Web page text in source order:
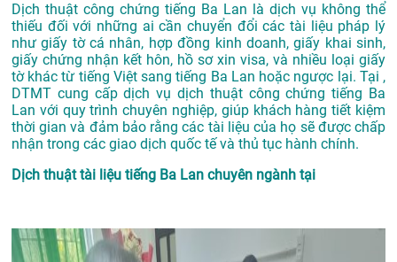
Dịch thuật công chứng tiếng Ba Lan là dịch vụ không thể
thiếu đối với những ai cần chuyển đổi các tài liệu pháp lý
như giấy tờ cá nhân, hợp đồng kinh doanh, giấy khai sinh,
giấy chứng nhận kết hôn, hồ sơ xin visa, và nhiều loại giấy
tờ khác từ tiếng Việt sang tiếng Ba Lan hoặc ngược lại. Tại ,
DTMT cung cấp dịch vụ dịch thuật công chứng tiếng Ba
Lan với quy trình chuyên nghiệp, giúp khách hàng tiết kiệm
thời gian và đảm bảo rằng các tài liệu của họ sẽ được chấp
nhận trong các giao dịch quốc tế và thủ tục hành chính.
Dịch thuật tài liệu tiếng Ba Lan chuyên ngành tại